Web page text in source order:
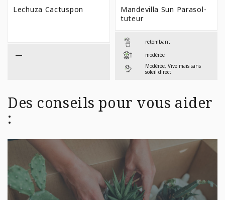
Lechuza Cactuspon
—
Mandevilla Sun Parasol-
tuteur
retombant
modérée
Modérée, Vive mais sans
soleil direct
Des conseils pour vous aider
: